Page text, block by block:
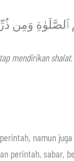
وَمِن
mendirikan